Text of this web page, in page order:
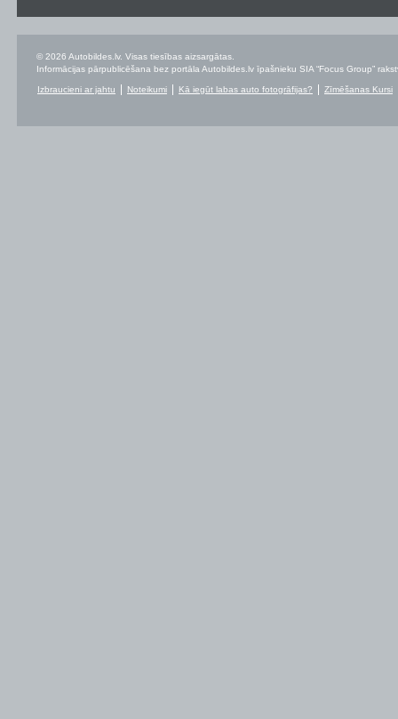
© 2026 Autobildes.lv. Visas tiesības aizsargātas.
Informācijas pārpublicēšana bez portāla Autobildes.lv īpašnieku SIA “Focus Group”
Izbraucieni ar jahtu Noteikumi Kā iegūt labas auto fotogrāfijas? Zīmēšanas Kursi